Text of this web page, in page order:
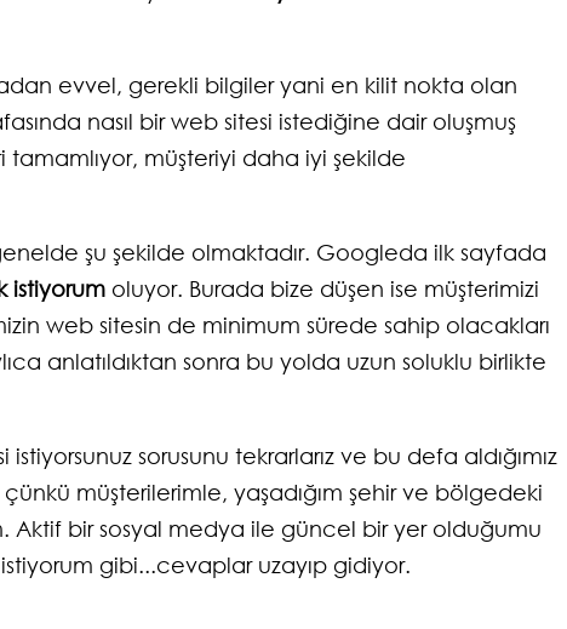
evvel, gerekli bilgiler yani en kilit nokta olan
nasıl bir web sitesi istediğine dair oluşmuş
müşteriyi daha iyi şekilde
şu şekilde olmaktadır. Googleda ilk sayfada
istiyorum oluyor. Burada bize düşen ise müşterimizi
web sitesin de minimum sürede sahip olacakları
anlatıldıktan sonra bu yolda uzun soluklu birlikte
sorusunu tekrarlarız ve bu defa aldığımız
çünkü müşterilerimle, yaşadığım şehir ve bölgedeki
Aktif bir sosyal medya ile güncel bir yer olduğumu
gibi...cevaplar uzayıp gidiyor.